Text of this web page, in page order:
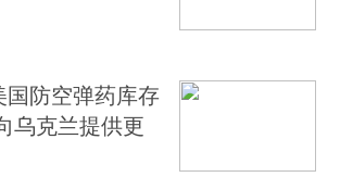
国防空弹药库存
乌克兰提供更